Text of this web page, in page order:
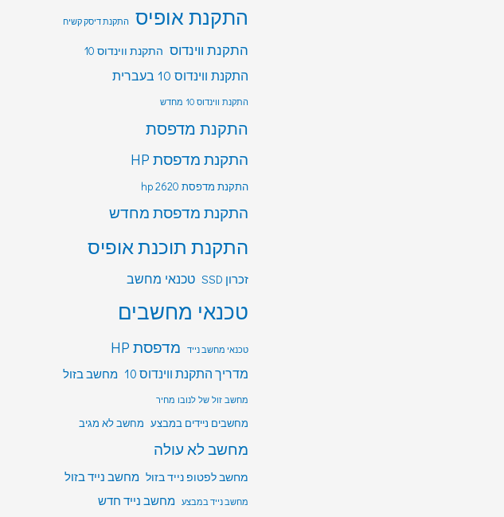
התקנת אופיס התקנת דיסק קשיח
התקנת ווינדוס התקנת ווינדוס 10
התקנת ווינדוס 10 בעברית
התקנת ווינדוס 10 מחדש
התקנת מדפסת
התקנת מדפסת HP
התקנת מדפסת hp 2620
התקנת מדפסת מחדש
התקנת תוכנת אופיס
זכרון SSD טכנאי מחשב
טכנאי מחשבים
טכנאי מחשב נייד מדפסת HP
מדריך התקנת ווינדוס 10 מחשב בזול
מחשב זול של לנובו מחיר
מחשבים ניידים במבצע מחשב לא מגיב
מחשב לא עולה
מחשב לפטופ נייד בזול מחשב נייד בזול
מחשב נייד במבצע מחשב נייד חדש